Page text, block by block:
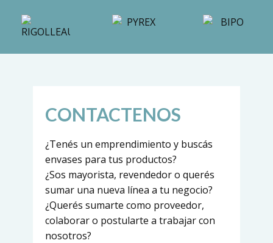
CONTACTENOS
¿Tenés un emprendimiento y buscás
envases para tus productos?
¿Sos mayorista, revendedor o querés
sumar una nueva línea a tu negocio?
¿Querés sumarte como proveedor,
colaborar o postularte a trabajar con
nosotros?